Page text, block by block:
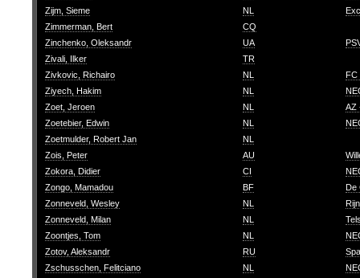
Zijm, Sieme
NL
Zimmerman, Bert
CQ
Zinchenko, Oleksandr
UA
Zivali, Ilker
TR
Zivkovic, Richairo
NL
FC
Ziyech, Hakim
NL
Zoet, Jeroen
NL
AZ
Zoetebier, Edwin
NL
Zoetmulder, Robert Jan
NL
Zois, Peter
AU
Zokora, Didier
CI
Zongo, Mamadou
BF
De
Zonneveld, Wesley
NL
Zonneveld, Milan
NL
Zoontjes, Tom
NL
Zotov, Aleksandr
RU
Zschusschen, Felitciano
NL